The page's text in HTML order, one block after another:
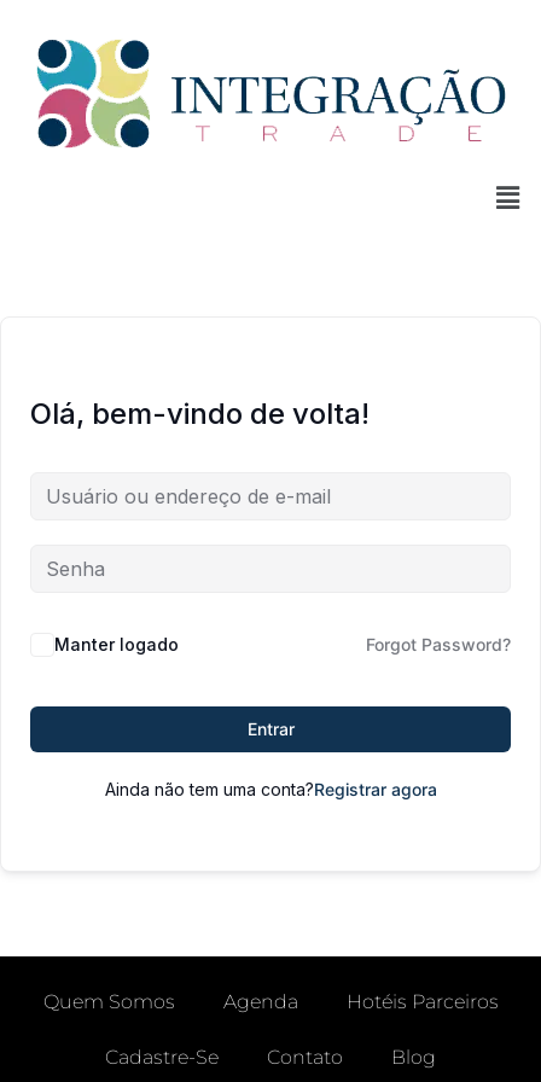
Olá, bem-vindo de volta!
Manter logado Forgot Password?
Entrar
Ainda não tem uma conta?Registrar agora
Quem Somos Agenda Hotéis Parceiros
Cadastre-Se Contato Blog